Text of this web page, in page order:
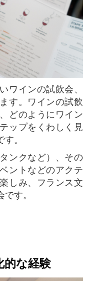
す。ワインの試飲
どのようにワイン
ップをくわしく見
。
ントなどのアクテ
しみ、フランス文
す。
的な経験